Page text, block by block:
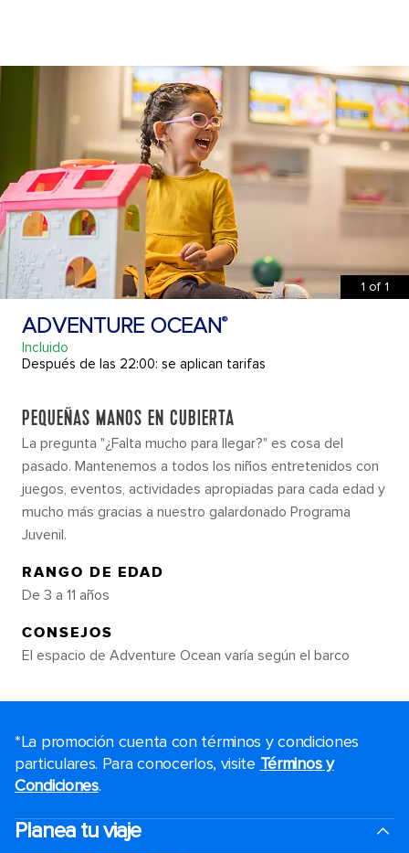
1 of 1
ADVENTURE OCEAN®
Incluido
Después de las 22:00: se aplican tarifas
PEQUEÑAS MANOS EN CUBIERTA
La pregunta "¿Falta mucho para llegar?" es cosa del
pasado. Mantenemos a todos los niños entretenidos con
juegos, eventos, actividades apropiadas para cada edad y
mucho más gracias a nuestro galardonado Programa
Juvenil.
RANGO DE EDAD
De 3 a 11 años
CONSEJOS
El espacio de Adventure Ocean varía según el barco
*La promoción cuenta con términos y condiciones
particulares. Para conocerlos, visite Términos y
Condiciones.
Planea tu viaje